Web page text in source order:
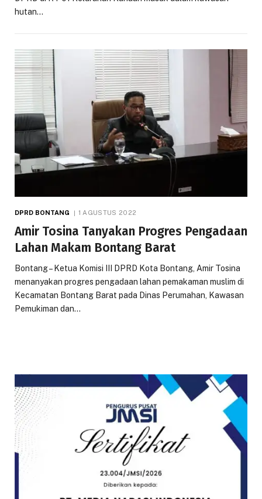
hutan…
DPRD BONTANG 1 AGUSTUS 2022
Amir Tosina Tanyakan Progres Pengadaan
Lahan Makam Bontang Barat
Bontang – Ketua Komisi III DPRD Kota Bontang, Amir Tosina
menanyakan progres pengadaan lahan pemakaman muslim di
Kecamatan Bontang Barat pada Dinas Perumahan, Kawasan
Pemukiman dan…